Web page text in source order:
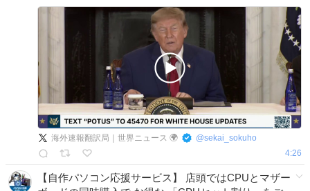
海外速報翻訳局｜世界ニュース 🌍 @sekai_sokuho
4:26
【自作パソコン応援サービス】 店頭ではCPUとマザー